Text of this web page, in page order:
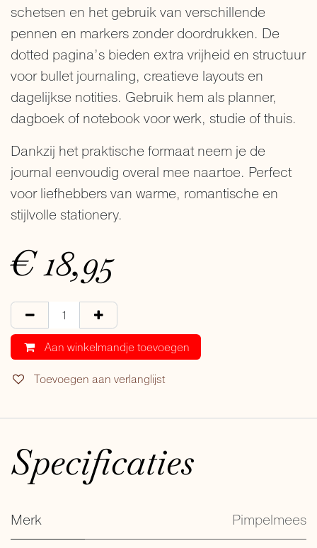
schetsen en het gebruik van verschillende
pennen en markers zonder doordrukken. De
dotted pagina’s bieden extra vrijheid en structuur
voor bullet journaling, creatieve layouts en
dagelijkse notities. Gebruik hem als planner,
dagboek of notebook voor werk, studie of thuis.
Dankzij het praktische formaat neem je de
journal eenvoudig overal mee naartoe. Perfect
voor liefhebbers van warme, romantische en
stijlvolle stationery.
€18,95
Aan winkelmandje toevoegen
Toevoegen aan verlanglijst
Specificaties
Merk Pimpelmees